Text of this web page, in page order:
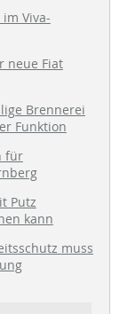
Viva-
neue Fiat
Brennerei
Funktion
für
Putz
kann
muss